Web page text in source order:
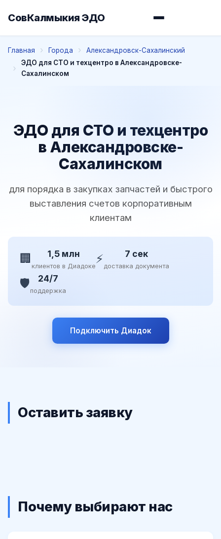
СовКалмыкия ЭДО
Главная Города
Александровск-Сахалинский
ЭДО для СТО и техцентро в Александровске-
Сахалинском
ЭДО для СТО и техцентро
в Александровске-
Сахалинском
для порядка в закупках запчастей и быстрого
выставления счетов корпоративным
клиентам
🏢 1,5 млн
клиентов в Диадоке⚡ 7 сек
доставка документа
🛡️ 24/7
поддержка
Подключить Диадок
Оставить заявку
Почему выбирают нас